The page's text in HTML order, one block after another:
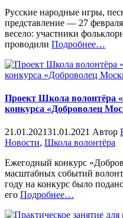
Русские народные игры,
представление — 27
весело: участники
проводили Подробнее«%s»
…
Проект Школа волонтёра
конкурса «Доброволец
21.01.202131.01.2021 Автор
Новости, Школа волонтёра
Ежегодный конкурс
масштабных событий
году на конкурс было
его Подробнее«%s»
…